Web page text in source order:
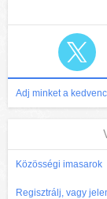
Adj minket a
Közösségi imasarok
Regisztrálj, vagy